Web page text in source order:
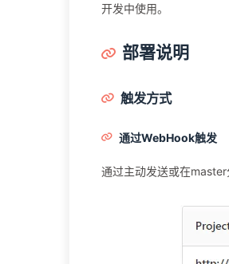
开发中使用。
部署说明
触发方式
通过WebHook触发
通过主动发送或在